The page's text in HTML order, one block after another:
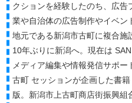
クションを経験したのち、広
業や自治体の広告制作やイベン
地元である新潟市古町に複合施
10年ぶりに新潟へ。現在は
メディア編集や情報発信サポー
古町 セッションが企画した書
版。新潟市上古町商店街振興組